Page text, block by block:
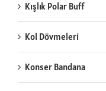
Kışlık Polar Buff
Kol Dövmeleri
Konser Bandana